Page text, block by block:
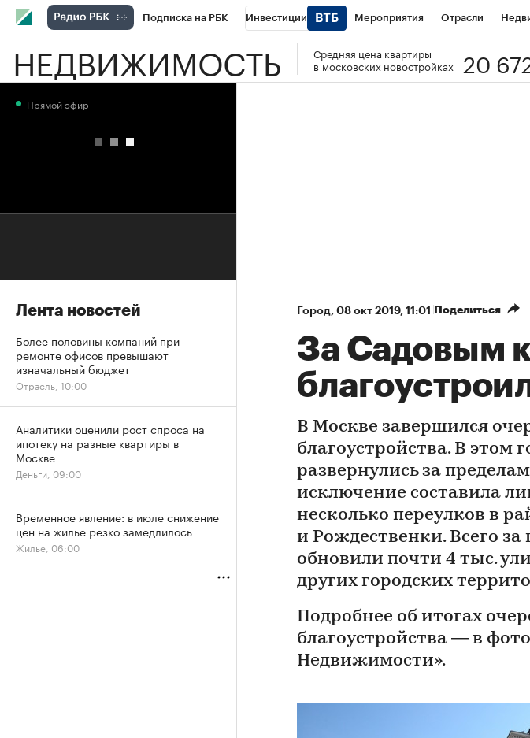
Подписка на РБК Инвестиции Мероприятия Отрасли
РБК Вино Спорт Школа управления РБК РБК Образование
НЕДВИЖИМОСТЬ
Средняя цена квартиры
в московских новостройках
20
Город⁠, 08 окт 2019, 11:01 Поделиться
За Садовым
В Москве завершился
благоустройства. В этом
развернулись за
исключение составила
несколько переулков в
и Рождественки. Всего за
обновили почти 4 тыс.
других городских
Подробнее об итогах
благоустройства — в
Недвижимости».
Прямой эфир
Лента новостей
Более половины компаний при
ремонте офисов превышают
изначальный бюджет
Отрасль, 10:00
Аналитики оценили рост спроса на
ипотеку на разные квартиры в
Москве
Деньги, 09:00
Временное явление: в июле снижение
цен на жилье резко замедлилось
Жилье, 06:00